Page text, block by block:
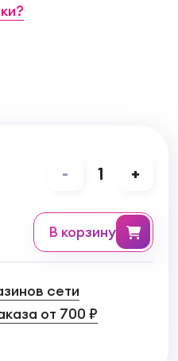
- 1 +
в корзину
сети
от 700 ₽